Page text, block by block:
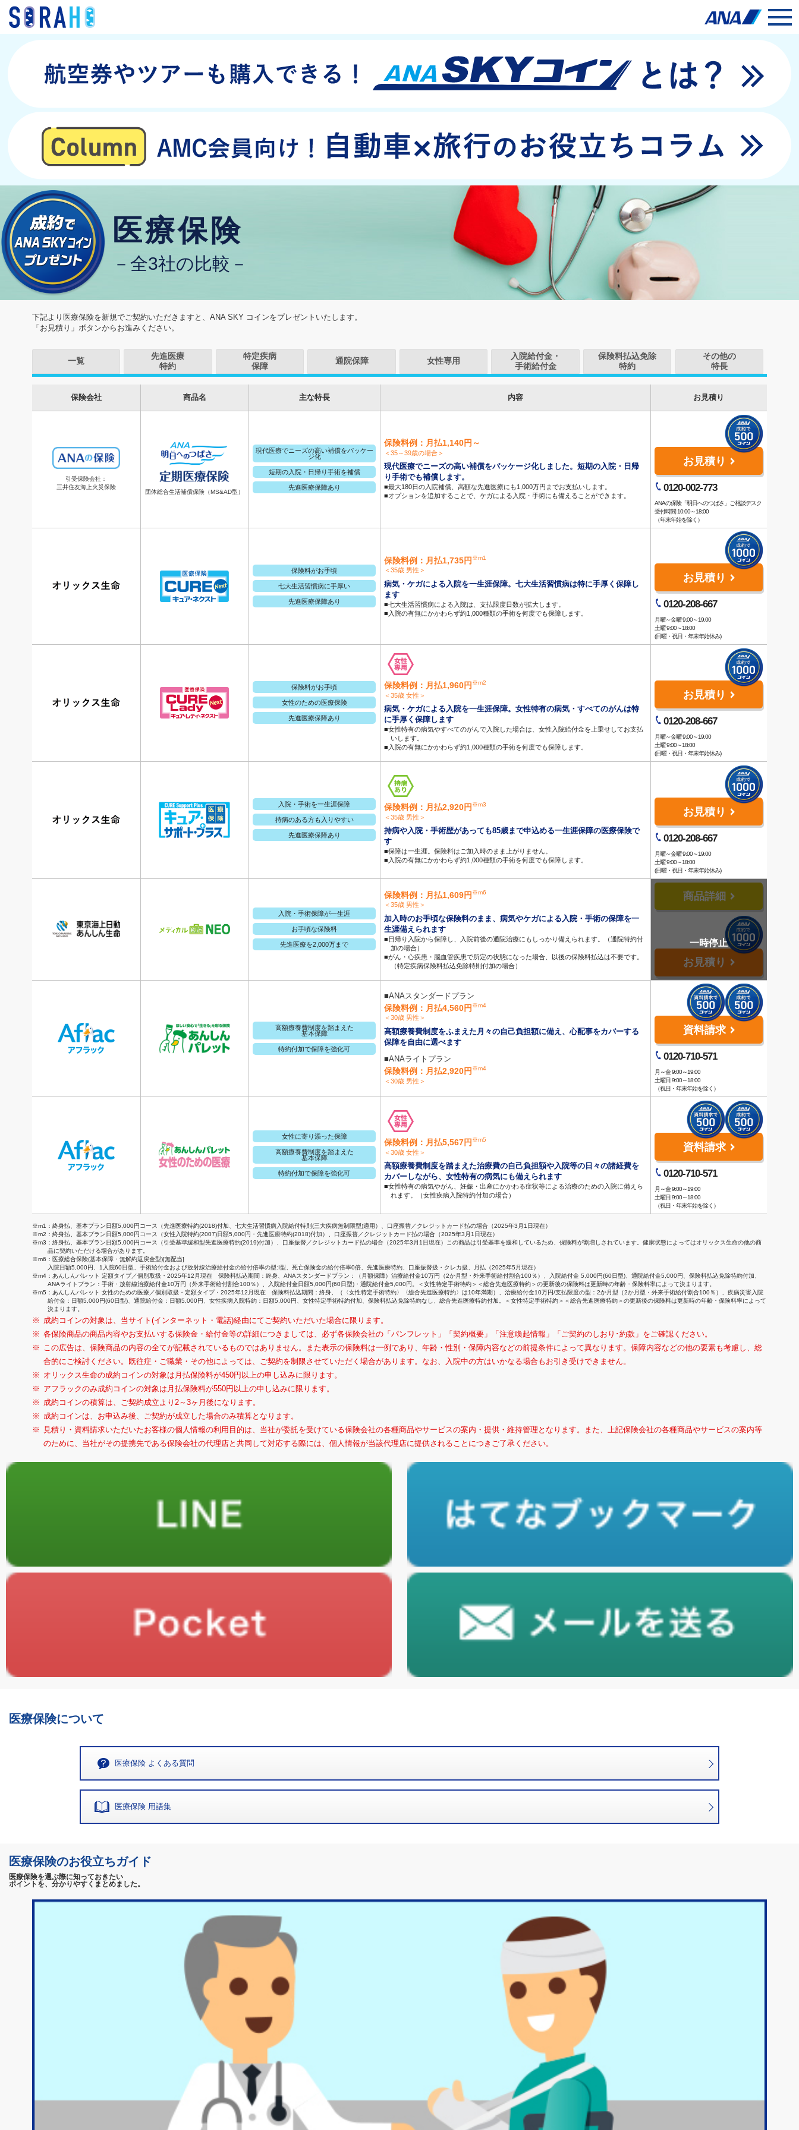
医療保険
－全3社の比較－
下記より医療保険を新規でご契約いただきますと、ANA SKY コインをプレゼントいたします。
「お見積り」ボタンからお進みください。
一覧
先進医療
特約
特定疾病
保障
通院保障 女性専用
入院給付金・
手術給付金
保険料払込免除
特約
その他の
特長
保険会社 商品名 主な特長 内容 お見積り
引受保険会社：
三井住友海上火災保険
団体総合生活補償保険（MS&AD型）
現代医療でニーズの高い補償をパッケー
ジ化
短期の入院・日帰り手術を補償
先進医療保障あり
保険料例：月払1,140円～
＜35～39歳の場合＞
現代医療でニーズの高い補償をパッケージ化しました。短期の入院・日帰
り手術でも補償します。
■最大180日の入院補償、高額な先進医療にも1,000万円までお支払いします。
■オプションを追加することで、ケガによる入院・手術にも備えることができます。
お見積り
0120-002-773
ANAの保険「明日へのつばさ」ご相談デスク
受付時間 10:00～18:00
（年末年始を除く）
保険料がお手頃
七大生活習慣病に手厚い
先進医療保障あり
保険料例：月払1,735円※m1
＜35歳 男性＞
病気・ケガによる入院を一生涯保障。七大生活習慣病は特に手厚く保障し
ます
■七大生活習慣病による入院は、支払限度日数が拡大します。
■入院の有無にかかわらず約1,000種類の手術を何度でも保障します。
お見積り
0120-208-667
月曜～金曜 9:00～19:00
土曜 9:00～18:00
(日曜・祝日・年末年始休み)
保険料がお手頃
女性のための医療保険
先進医療保障あり
保険料例：月払1,960円 ※m2
＜35歳 女性＞
病気・ケガによる入院を一生涯保障。女性特有の病気・すべてのがんは特
に手厚く保障します
■女性特有の病気やすべてのがんで入院した場合は、女性入院給付金を上乗せしてお支払
いします。
■入院の有無にかかわらず約1,000種類の手術を何度でも保障します。
お見積り
0120-208-667
月曜～金曜 9:00～19:00
土曜 9:00～18:00
(日曜・祝日・年末年始休み)
入院・手術を一生涯保障
持病のある方も入りやすい
先進医療保障あり
保険料例：月払2,920円 ※m3
＜35歳 男性＞
持病や入院・手術歴があっても85歳まで申込める一生涯保障の医療保険で
す
■保障は一生涯。保険料はご加入時のまま上がりません。
■入院の有無にかかわらず約1,000種類の手術を何度でも保障します。
お見積り
0120-208-667
月曜～金曜 9:00～19:00
土曜 9:00～18:00
(日曜・祝日・年末年始休み)
入院・手術保障が一生涯
お手頃な保険料
先進医療を2,000万まで
保険料例：月払1,609円※m6
＜35歳 男性＞
加入時のお手頃な保険料のまま、病気やケガによる入院・手術の保障を一
生涯備えられます
■日帰り入院から保障し、入院前後の通院治療にもしっかり備えられます。（通院特約付
加の場合）
■がん・心疾患・脳血管疾患で所定の状態になった場合、以後の保険料払込は不要です。
（特定疾病保険料払込免除特則付加の場合）
商品詳細
お見積り
高額療養費制度を踏まえた
基本保障
特約付加で保障を強化可
■ANAスタンダードプラン
保険料例：月払4,560円※m4
＜30歳 男性＞
高額療養費制度をふまえた月々の自己負担額に備え、心配事をカバーする
保障を自由に選べます
■ANAライトプラン
保険料例：月払2,920円※m4
＜30歳 男性＞
資料請求
0120-710-571
月～金 9:00～19:00
土曜日 9:00～18:00
（祝日・年末年始を除く）
女性に寄り添った保障
高額療養費制度を踏まえた
基本保障
特約付加で保障を強化可
保険料例：月払5,567円 ※m5
＜30歳 女性＞
高額療養費制度を踏まえた治療費の自己負担額や入院等の日々の諸経費を
カバーしながら、女性特有の病気にも備えられます
■女性特有の病気やがん、妊娠・出産にかかわる症状等による治療のための入院に備えら
れます。（女性疾病入院特約付加の場合）
資料請求
0120-710-571
月～金 9:00～19:00
土曜日 9:00～18:00
（祝日・年末年始を除く）
※m1：終身払、基本プラン日額5,000円コース（先進医療特約(2018)付加、七大生活習慣病入院給付特則(三大疾病無制限型)適用）、口座振替／クレジットカード払の場合（2025年3月1日現在）
※m2：終身払、基本プラン日額5,000円コース（女性入院特約(2007)日額5,000円・先進医療特約(2018)付加）、口座振替／クレジットカード払の場合（2025年3月1日現在）
※m3：終身払、基本プラン日額5,000円コース（引受基準緩和型先進医療特約(2019)付加）、口座振替／クレジットカード払の場合（2025年3月1日現在）この商品は引受基準を緩和しているため、保険料が割増しされています。健康状態によってはオリックス生命の他の商
品に契約いただける場合があります。
※m6：医療総合保険(基本保障・無解約返戻金型)[無配当]
入院日額5,000円、1入院60日型、手術給付金および放射線治療給付金の給付倍率の型:I型、死亡保険金の給付倍率0倍、先進医療特約、口座振替扱・クレカ扱、月払（2025年5月現在）
※m4：あんしんパレット 定額タイプ／個別取扱・2025年12月現在 保険料払込期間：終身、ANAスタンダードプラン：（月額保障）治療給付金10万円（2か月型・外来手術給付割合100％）、入院給付金 5,000円(60日型)、通院給付金5,000円、保険料払込免除特約付加、
ANAライトプラン：手術・放射線治療給付金10万円（外来手術給付割合100％）、入院給付金日額5,000円(60日型)・通院給付金5,000円。＜女性特定手術特約＞＜総合先進医療特約＞の更新後の保険料は更新時の年齢・保険料率によって決まります。
※m5：あんしんパレット 女性のための医療／個別取扱・定額タイプ・2025年12月現在 保険料払込期間：終身、（〈女性特定手術特約〉〈総合先進医療特約〉は10年満期）、治療給付金10万円/支払限度の型：2か月型（2か月型・外来手術給付割合100％）、疾病災害入院
給付金：日額5,000円(60日型)、通院給付金：日額5,000円、女性疾病入院特約：日額5,000円、女性特定手術特約付加、保険料払込免除特約なし、総合先進医療特約付加。＜女性特定手術特約＞＜総合先進医療特約＞の更新後の保険料は更新時の年齢・保険料率によって
決まります。
成約コインの対象は、当サイト(インターネット・電話)経由にてご契約いただいた場合に限ります。
各保険商品の商品内容やお支払いする保険金・給付金等の詳細につきましては、必ず各保険会社の「パンフレット」「契約概要」「注意喚起情報」「ご契約のしおり･約款」をご確認ください。
この広告は、保険商品の内容の全てが記載されているものではありません。また表示の保険料は一例であり、年齢・性別・保障内容などの前提条件によって異なります。保障内容などの他の要素も考慮し、総
合的にご検討ください。既往症・ご職業・その他によっては、ご契約を制限させていただく場合があります。なお、入院中の方はいかなる場合もお引き受けできません。
オリックス生命の成約コインの対象は月払保険料が450円以上の申し込みに限ります。
アフラックのみ成約コインの対象は月払保険料が550円以上の申し込みに限ります。
成約コインの積算は、ご契約成立より2～3ヶ月後になります。
成約コインは、お申込み後、ご契約が成立した場合のみ積算となります。
見積り・資料請求いただいたお客様の個人情報の利用目的は、当社が委託を受けている保険会社の各種商品やサービスの案内・提供・維持管理となります。また、上記保険会社の各種商品やサービスの案内等
のために、当社がその提携先である保険会社の代理店と共同して対応する際には、個人情報が当該代理店に提供されることにつきご了承ください。
医療保険について
医療保険 よくある質問
医療保険 用語集
医療保険のお役立ちガイド
医療保険を選ぶ際に知っておきたい
ポイントを、分かりやすくまとめました。